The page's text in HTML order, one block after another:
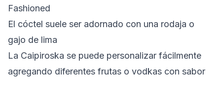
Fashioned
El cóctel suele ser adornado con una rodaja o
gajo de lima
La Caipiroska se puede personalizar fácilmente
agregando diferentes frutas o vodkas con sabor